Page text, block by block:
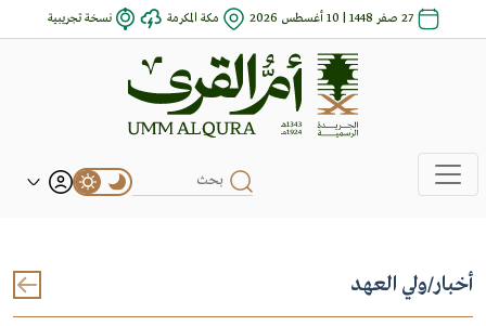
27 صفر 1448 | 10 أغسطس 2026 مكة المكرمة نسخة تجريبية
أخبار/ولي العهد